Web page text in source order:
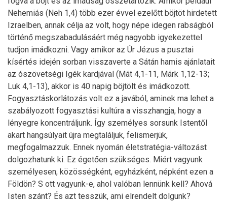
Nehemiás (Neh 1,4) több ezer évvel ezelőtt böjtöt hirdetett
Izraelben, annak célja az volt, hogy népe idegen rabságból
történő megszabadulásáért még nagyobb igyekezettel
tudjon imádkozni. Vagy amikor az Úr Jézus a pusztai
kísértés idején sorban visszaverte a Sátán hamis ajánlatait
az ószövetségi Igék kardjával (Mát 4,1-11, Márk 1,12-13;
Luk 4,1-13), akkor is 40 napig böjtölt és imádkozott.
Fogyasztáskorlátozás volt ez a javából, aminek ma lehet a
szabályozott fogyasztási kultúra a visszhangja, hogy a
lényegre koncentráljunk. Így személyes sorsunk Istentől
akart hangsúlyait újra megtaláljuk, felismerjük,
megfogalmazzuk. Ennek nyomán életstratégia-változást
dolgozhatunk ki. Ez égetően szükséges. Miért vagyunk
személyesen, közösségként, egyházként, népként ezen a
Földön? S ott vagyunk-e, ahol valóban lennünk kell? Ahová
Isten szánt? És azt tesszük, ami elrendelt dolgunk?